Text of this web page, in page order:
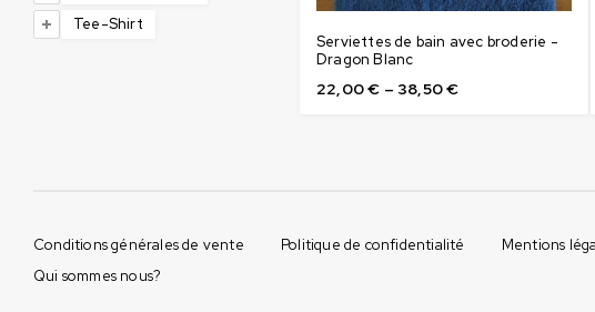
Tee-Shirt
Serviettes de bain avec broderie -
Dragon Blanc
22,00€ – 38,50€
Conditions générales de vente Politique de confidentialité
Mentions
Qui sommes nous?